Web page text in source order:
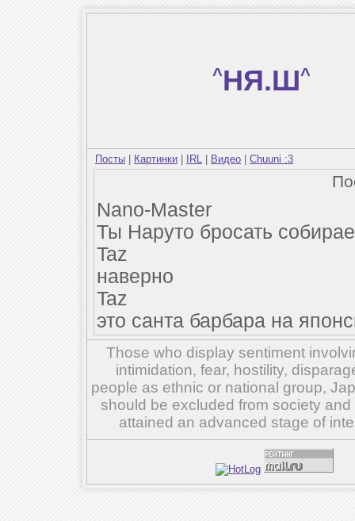
^НЯ.Ш^
Посты Картинки IRL Видео Chuuni :3
Nano-Master
Ты Наруто бросать
Taz
наверно
Taz
это санта барбара на
Those who display sentiment
intimidation, fear, hostility,
people as ethnic or national group,
should be excluded from society
attained an advanced stage of